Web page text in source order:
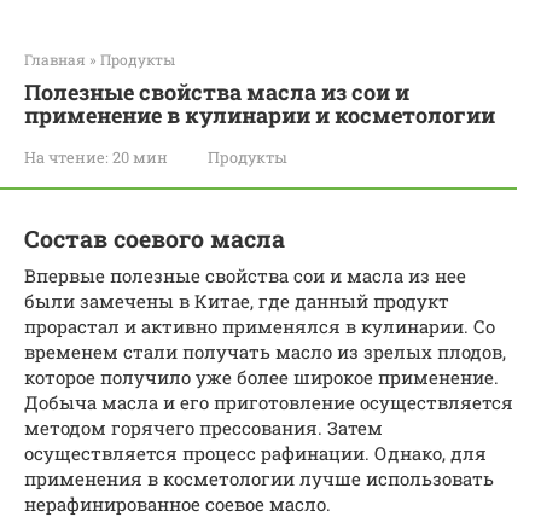
Главная » Продукты
Полезные свойства масла из сои и
применение в кулинарии и косметологии
На чтение: 20 мин Продукты
Состав соевого масла
Впервые полезные свойства сои и масла из нее
были замечены в Китае, где данный продукт
прорастал и активно применялся в кулинарии. Со
временем стали получать масло из зрелых плодов,
которое получило уже более широкое применение.
Добыча масла и его приготовление осуществляется
методом горячего прессования. Затем
осуществляется процесс рафинации. Однако, для
применения в косметологии лучше использовать
нерафинированное соевое масло.